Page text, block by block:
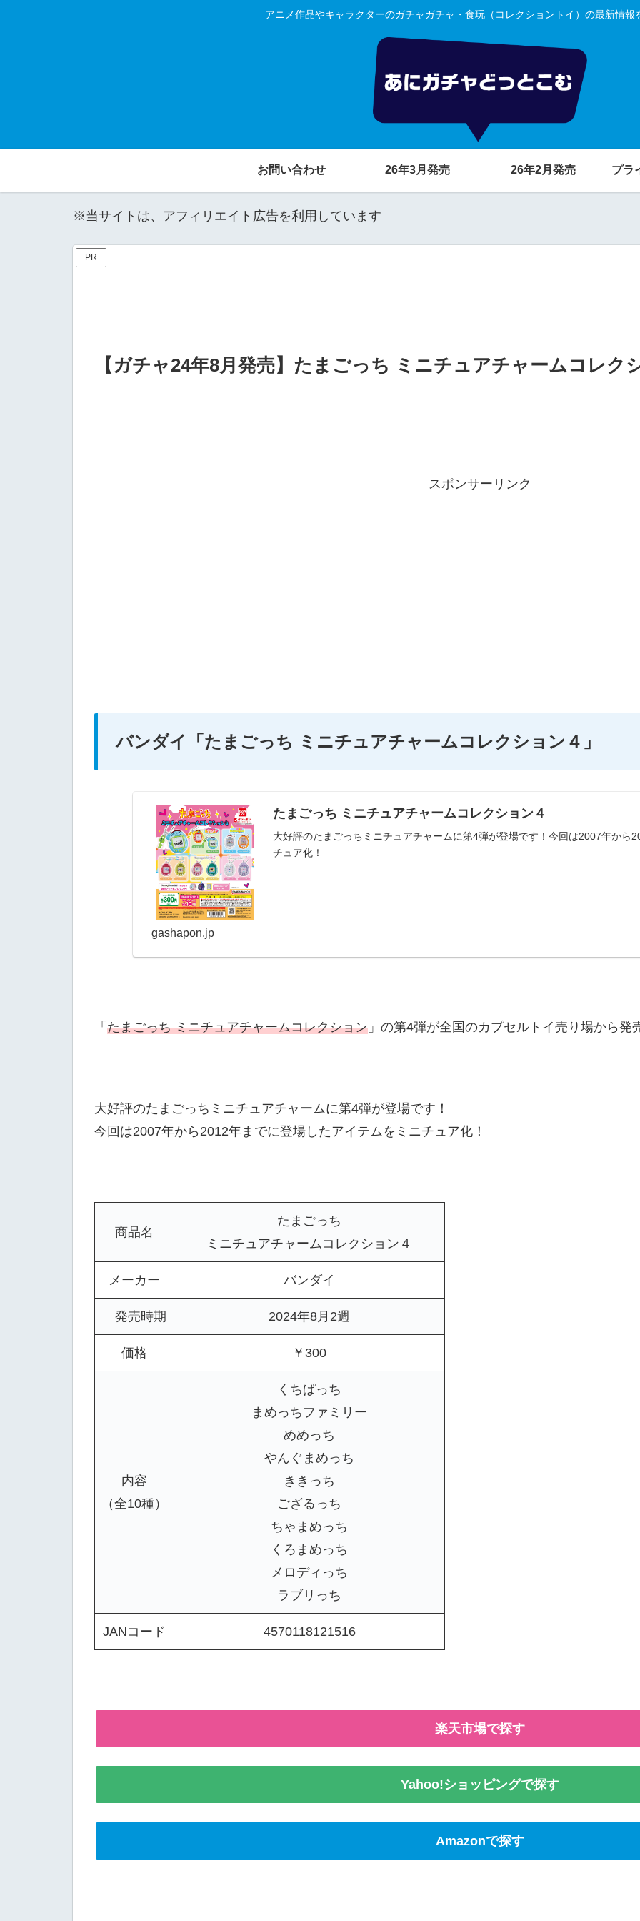
アニメ作品やキャラクターのガチャガチャ・食玩（コレクショントイ）の最新情報
お問い合わせ 26年3月発売 26年2月発売 プラ
※当サイトは、アフィリエイト広告を利用しています
PR
【ガチャ24年8月発売】たまごっち ミニチュアチャームコレク
スポンサーリンク
バンダイ 「たまごっち ミニチュアチャームコレクション４」
たまごっち ミニチュアチャームコレクション４
大好評のたまごっちミニチュアチャームに第4弾が登場です！今回は2007年から
チュア化！
gashapon.jp
「 たまごっち ミニチュアチャームコレクション 」の第4弾が全国のカプセルトイ売り場から発
大好評のたまごっちミニチュアチャームに第4弾が登場です！
今回は2007年から2012年までに登場したアイテムをミニチュア化！
商品名
たまごっち
ミニチュアチャームコレクション４
メーカー バンダイ
発売時期 2024年8月2週
価格 ￥300
内容
（全10種）
くちぱっち
まめっちファミリー
めめっち
やんぐまめっち
ききっち
ござるっち
ちゃまめっち
くろまめっち
メロディっち
ラブリっち
JANコード 4570118121516
楽天市場で探す
Yahoo!ショッピングで探す
Amazonで探す